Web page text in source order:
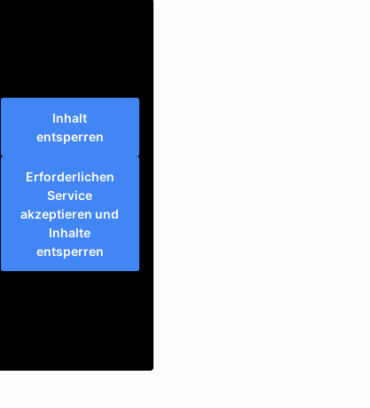
Inhalt
entsperren
Erforderlichen
Service
akzeptieren und
Inhalte
entsperren